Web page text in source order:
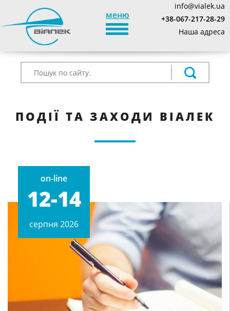
меню
TOGGLE_NAVIGATION
info@vialek.ua
+38-067-217-28-29
Наша адреса
ПОДІЇ ТА ЗАХОДИ ВІАЛЕК
on-line
12-14
cерпня 2026